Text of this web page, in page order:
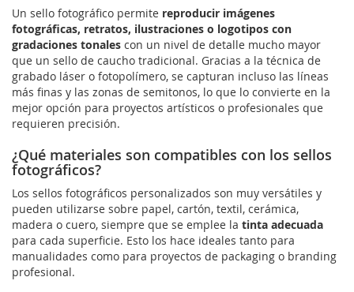
Un sello fotográfico permite reproducir imágenes
fotográficas, retratos, ilustraciones o logotipos con
gradaciones tonales con un nivel de detalle mucho mayor
que un sello de caucho tradicional. Gracias a la técnica de
grabado láser o fotopolímero, se capturan incluso las líneas
más finas y las zonas de semitonos, lo que lo convierte en la
mejor opción para proyectos artísticos o profesionales que
requieren precisión.
¿Qué materiales son compatibles con los sellos
fotográficos?
Los sellos fotográficos personalizados son muy versátiles y
pueden utilizarse sobre papel, cartón, textil, cerámica,
madera o cuero, siempre que se emplee la tinta adecuada
para cada superficie. Esto los hace ideales tanto para
manualidades como para proyectos de packaging o branding
profesional.